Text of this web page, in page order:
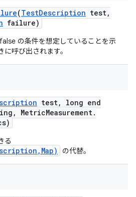
(TestDescription test,
failure)
の条件を想定していることを示
呼び出されます。
test,
long end
, MetricMeasurement.
る
の代替。